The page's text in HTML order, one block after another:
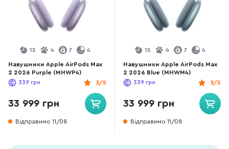
15 4 7 4
Навушники Apple AirPods Max
2 2026 Purple (MHWP4)
3/5
339 грн
33 999 грн
Відправимо 11/08
15 4 7 4
Навушники Apple AirPods Max
2 2026 Blue (MHWM4)
3/5
339 грн
33 999 грн
Відправимо 11/08